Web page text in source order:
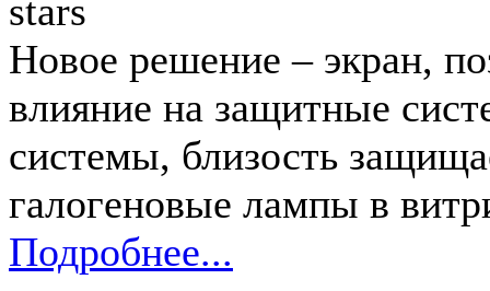
Новое решение – экран,
влияние на защитные
системы, близость
галогеновые лампы в
Подробнее...